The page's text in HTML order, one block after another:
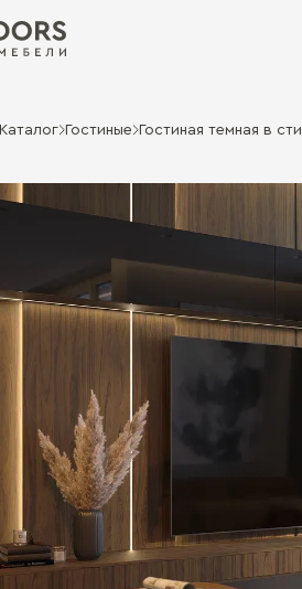
Каталог Гостиные Гостиная темная в